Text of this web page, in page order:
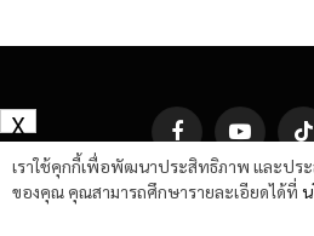
FacebookYouTube
เราใช้คุกกี้เพื่อพัฒนาประสิทธิภาพ และปร
ของคุณ คุณสามารถศึกษารายละเอียดได้ที่
X